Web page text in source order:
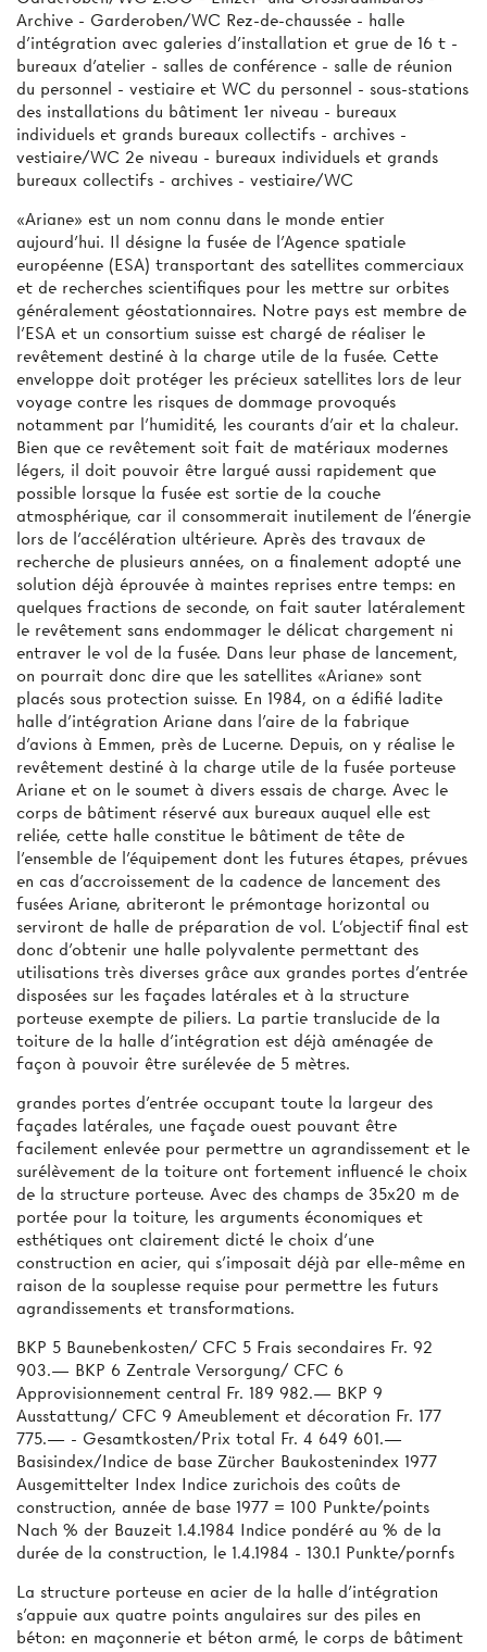
Archive - Garderoben/WC Rez-de-chaussée - halle
d'intégration avec galeries d'installation et grue de 16 t -
bureaux d'atelier - salles de conférence - salle de réunion
du personnel - vestiaire et WC du personnel - sous-stations
des installations du bâtiment 1er niveau - bureaux
individuels et grands bureaux collectifs - archives -
vestiaire/WC 2e niveau - bureaux individuels et grands
bureaux collectifs - archives - vestiaire/WC
«Ariane» est un nom connu dans le monde entier
aujourd'hui. Il désigne la fusée de l'Agence spatiale
européenne (ESA) transportant des satellites commerciaux
et de recherches scientifiques pour les mettre sur orbites
généralement géostationnaires. Notre pays est membre de
l'ESA et un consortium suisse est chargé de réaliser le
revêtement destiné à la charge utile de la fusée. Cette
enveloppe doit protéger les précieux satellites lors de leur
voyage contre les risques de dommage provoqués
notamment par l'humidité, les courants d'air et la chaleur.
Bien que ce revêtement soit fait de matériaux modernes
légers, il doit pouvoir être largué aussi rapidement que
possible lorsque la fusée est sortie de la couche
atmosphérique, car il consommerait inutilement de l'énergie
lors de l'accélération ultérieure. Après des travaux de
recherche de plusieurs années, on a finalement adopté une
solution déjà éprouvée à maintes reprises entre temps: en
quelques fractions de seconde, on fait sauter latéralement
le revêtement sans endommager le délicat chargement ni
entraver le vol de la fusée. Dans leur phase de lancement,
on pourrait donc dire que les satellites «Ariane» sont
placés sous protection suisse. En 1984, on a édifié ladite
halle d'intégration Ariane dans l'aire de la fabrique
d'avions à Emmen, près de Lucerne. Depuis, on y réalise le
revêtement destiné à la charge utile de la fusée porteuse
Ariane et on le soumet à divers essais de charge. Avec le
corps de bâtiment réservé aux bureaux auquel elle est
reliée, cette halle constitue le bâtiment de tête de
l'ensemble de l'équipement dont les futures étapes, prévues
en cas d'accroissement de la cadence de lancement des
fusées Ariane, abriteront le prémontage horizontal ou
serviront de halle de préparation de vol. L'objectif final est
donc d'obtenir une halle polyvalente permettant des
utilisations très diverses grâce aux grandes portes d'entrée
disposées sur les façades latérales et à la structure
porteuse exempte de piliers. La partie translucide de la
toiture de la halle d'intégration est déjà aménagée de
façon à pouvoir être surélevée de 5 mètres.
grandes portes d'entrée occupant toute la largeur des
façades latérales, une façade ouest pouvant être
facilement enlevée pour permettre un agrandissement et le
surélèvement de la toiture ont fortement influencé le choix
de la structure porteuse. Avec des champs de 35x20 m de
portée pour la toiture, les arguments économiques et
esthétiques ont clairement dicté le choix d'une
construction en acier, qui s'imposait déjà par elle-même en
raison de la souplesse requise pour permettre les futurs
agrandissements et transformations.
BKP 5 Baunebenkosten/ CFC 5 Frais secondaires Fr. 92
903.— BKP 6 Zentrale Versorgung/ CFC 6
Approvisionnement central Fr. 189 982.— BKP 9
Ausstattung/ CFC 9 Ameublement et décoration Fr. 177
775.— - Gesamtkosten/Prix total Fr. 4 649 601.—
Basisindex/Indice de base Zürcher Baukostenindex 1977
Ausgemittelter Index Indice zurichois des coûts de
construction, année de base 1977 = 100 Punkte/points
Nach % der Bauzeit 1.4.1984 Indice pondéré au % de la
durée de la construction, le 1.4.1984 - 130.1 Punkte/pornfs
La structure porteuse en acier de la halle d'intégration
s'appuie aux quatre points angulaires sur des piles en
béton: en maçonnerie et béton armé, le corps de bâtiment